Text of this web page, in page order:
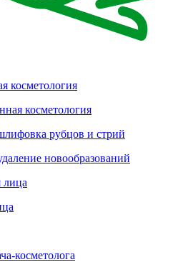
косметология
косметология
рубцов и стрий
новообразований
лица
косметолога